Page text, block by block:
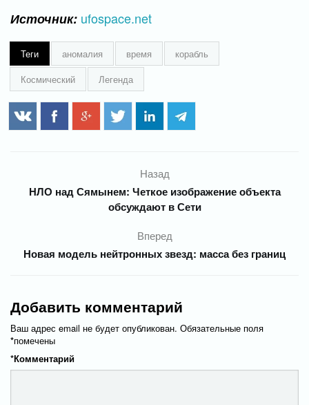
Источник: ufospace.net
Теги аномалия время
корабль
Космический
Легенда
Назад
НЛО над Сямынем: Четкое изображение объекта
обсуждают в Сети
Вперед
Новая модель нейтронных звезд: масса без границ
Добавить комментарий
Ваш адрес email не будет опубликован. Обязательные поля
помечены
*
Комментарий
*